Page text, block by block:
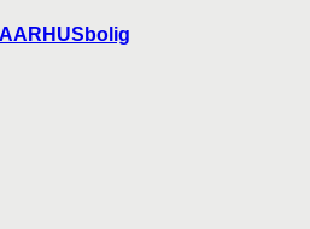
AARHUSbolig